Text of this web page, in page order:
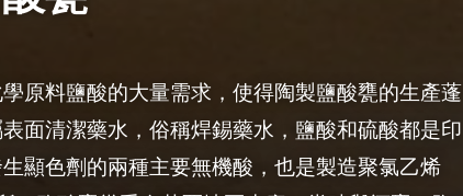
原料鹽酸的大量需求，使得陶製鹽酸甕的生產蓬
面清潔藥水，俗稱焊錫藥水，鹽酸和硫酸都是印
顯色劑的兩種主要無機酸，也是製造聚氯乙烯